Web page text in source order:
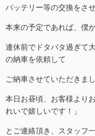
バッテリー等の交換をさ
本来の予定であれば、僕
連休前でドタバタ過ぎて
の納車を依頼して
ご納車させていただきまし
本日お昼頃、お客様より
れいで嬉しいです！」
とご連絡頂き、スタッフ